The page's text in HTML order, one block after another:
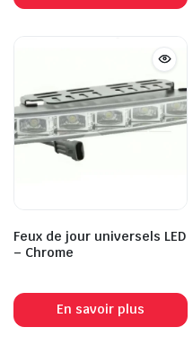
Feux de jour universels LED
– Chrome
En savoir plus